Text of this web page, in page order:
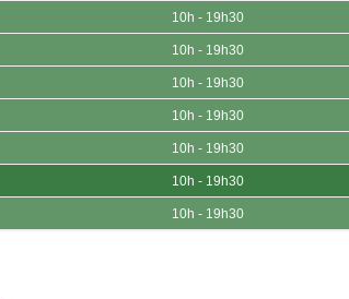
10h - 19h30
10h - 19h30
10h - 19h30
10h - 19h30
10h - 19h30
10h - 19h30
10h - 19h30